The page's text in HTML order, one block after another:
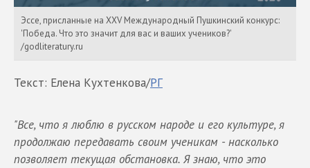
Эссе, присланные на XXV Международный Пушкинский конкурс:
'Победа. Что это значит для вас и ваших учеников?'
/godliteratury.ru
Текст: Елена Кухтенкова/РГ
"Все, что я люблю в русском народе и его культуре, я
продолжаю передавать своим ученикам - насколько
позволяет текущая обстановка. Я знаю, что это